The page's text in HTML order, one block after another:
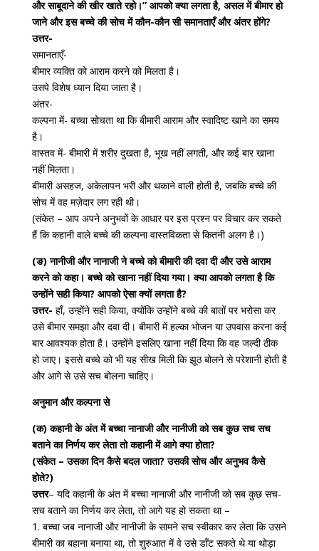
और साबूदाने की खीर खाते रहो।” आपको क्या लगता है, असल में बीमार हो
जाने और इस बच्चे की सोच में कौन-कौन सी समानताएँ और अंतर होंगे?
उत्तर-
समानताएँ-
बीमार व्यक्ति को आराम करने को मिलता है।
उसपे विशेष ध्यान दिया जाता है।
अंतर-
कल्पना में- बच्चा सोचता था कि बीमारी आराम और स्वादिष्ट खाने का समय
है।
वास्तव में- बीमारी में शरीर दुखता है, भूख नहीं लगती, और कई बार खाना
नहीं मिलता।
बीमारी असहज, अकेलापन भरी और थकाने वाली होती है, जबकि बच्चे की
सोच में वह मज़ेदार लग रही थी।
(संकेत – आप अपने अनुभवों के आधार पर इस प्रश्न पर विचार कर सकते
हैं कि कहानी वाले बच्चे की कल्पना वास्तविकता से कितनी अलग है।)
(ङ) नानीजी और नानाजी ने बच्चे को बीमारी की दवा दी और उसे आराम
करने को कहा। बच्चे को खाना नहीं दिया गया। क्या आपको लगता है कि
उन्होंने सही किया? आपको ऐसा क्यों लगता है?
उत्तर- हाँ, उन्होंने सही किया, क्योंकि उन्होंने बच्चे की बातों पर भरोसा कर
उसे बीमार समझा और दवा दी। बीमारी में हल्का भोजन या उपवास करना कई
बार आवश्यक होता है। उन्होंने इसलिए खाना नहीं दिया कि वह जल्दी ठीक
हो जाए। इससे बच्चे को भी यह सीख मिली कि झूठ बोलने से परेशानी होती है
और आगे से उसे सच बोलना चाहिए।
अनुमान और कल्पना से
(क) कहानी के अंत में बच्चा नानाजी और नानीजी को सब कुछ सच सच
बताने का निर्णय कर लेता तो कहानी में आगे क्या होता?
(संकेत – उसका दिन कैसे बदल जाता? उसकी सोच और अनुभव कैसे
होते?)
उत्तर– यदि कहानी के अंत में बच्चा नानाजी और नानीजी को सब कुछ सच-
सच बताने का निर्णय कर लेता, तो आगे यह हो सकता था –
1. बच्चा जब नानाजी और नानीजी के सामने सच स्वीकार कर लेता कि उसने
बीमारी का बहाना बनाया था, तो शुरुआत में वे उसे डाँट सकते थे या थोड़ा